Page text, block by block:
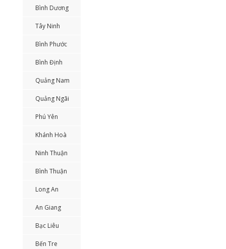
Bình Dương
Tây Ninh
Bình Phước
Bình Định
Quảng Nam
Quảng Ngãi
Phú Yên
Khánh Hoà
Ninh Thuận
Bình Thuận
Long An
An Giang
Bạc Liêu
Bến Tre